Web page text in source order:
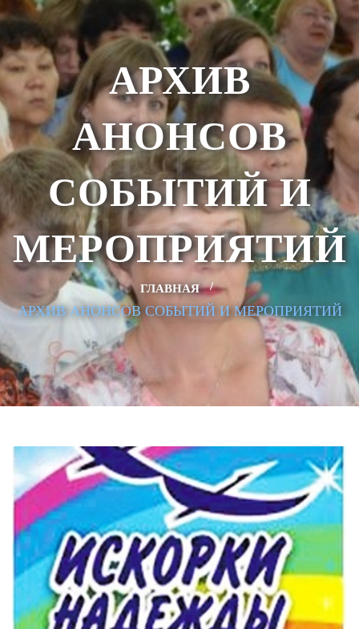
АРХИВ
АНОНСОВ
СОБЫТИЙ И
МЕРОПРИЯТИЙ
ГЛАВНАЯ
АРХИВ АНОНСОВ СОБЫТИЙ И МЕРОПРИЯТИЙ